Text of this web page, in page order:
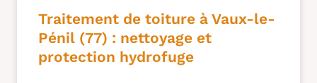
Traitement de toiture à Vaux-le-
Pénil (77) : nettoyage et
protection hydrofuge